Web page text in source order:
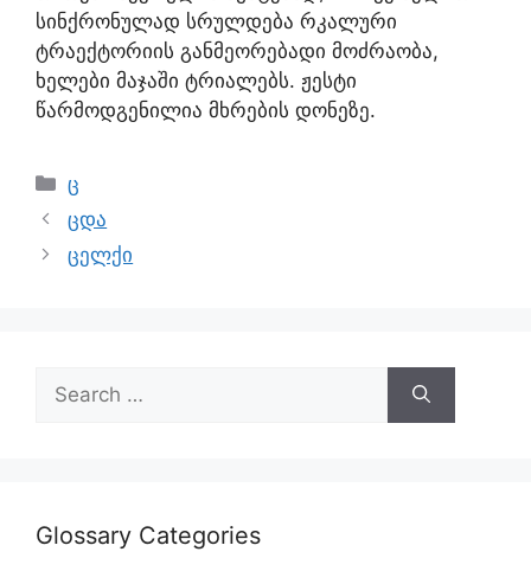
სინქრონულად სრულდება რკალური
ტრაექტორიის განმეორებადი მოძრაობა,
ხელები მაჯაში ტრიალებს. ჟესტი
წარმოდგენილია მხრების დონეზე.
ც
ცდა
ცელქი
Glossary Categories